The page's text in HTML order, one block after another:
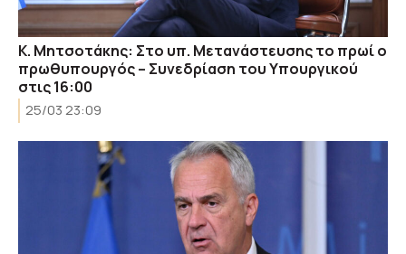
Κ. Μητσοτάκης: Στο υπ. Μετανάστευσης το πρωί ο
πρωθυπουργός – Συνεδρίαση του Υπουργικού
στις 16:00
25/03 23:09